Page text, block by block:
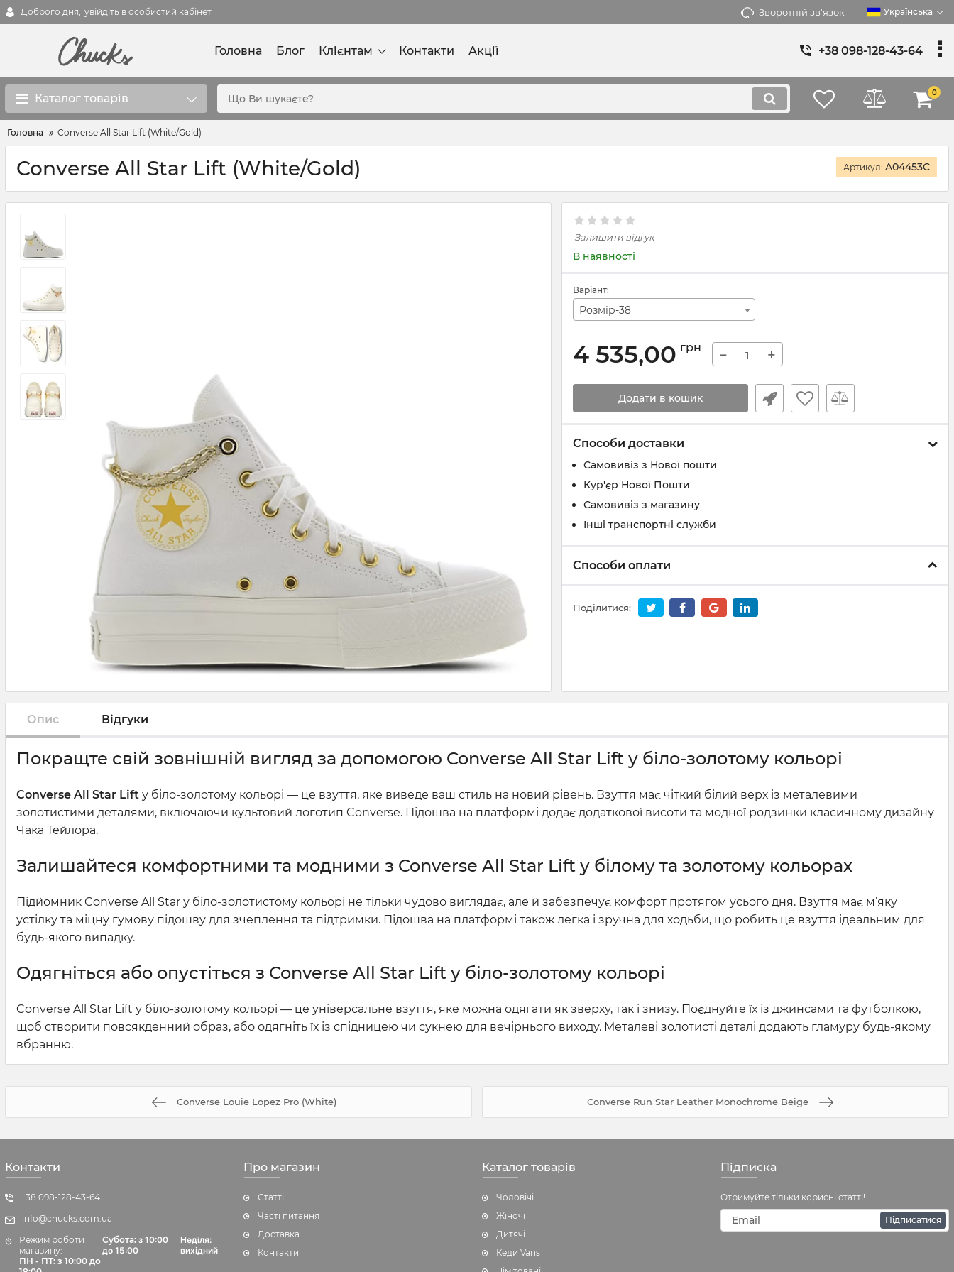
Доброго дня, увійдіть в особистий кабінет Зворотній зв'язок Українська
Головна Блог Клієнтам Контакти Акції +38 098-128-43-64
Каталог товарів 0
Головна Converse All Star Lift (White/Gold)
Converse All Star Lift (White/Gold) Артикул: A04453C
Залишити відгук
В наявності
Варіант:
Розмір-38
4 535,00 грн − +
Додати в кошик
Способи доставки
Самовивіз з Нової пошти
Кур'єр Нової Пошти
Самовивіз з магазину
Інші транспортні служби
Способи оплати
Поділитися:
Опис Відгуки
Покращте свій зовнішній вигляд за допомогою Converse All Star Lift у біло-золотому кольорі
Converse All Star Lift у біло-золотому кольорі — це взуття, яке виведе ваш стиль на новий рівень. Взуття має чіткий білий верх із металевими
золотистими деталями, включаючи культовий логотип Converse. Підошва на платформі додає додаткової висоти та модної родзинки класичному дизайну
Чака Тейлора.
Залишайтеся комфортними та модними з Converse All Star Lift у білому та золотому кольорах
Підйомник Converse All Star у біло-золотистому кольорі не тільки чудово виглядає, але й забезпечує комфорт протягом усього дня. Взуття має м’яку
устілку та міцну гумову підошву для зчеплення та підтримки. Підошва на платформі також легка і зручна для ходьби, що робить це взуття ідеальним для
будь-якого випадку.
Одягніться або опустіться з Converse All Star Lift у біло-золотому кольорі
Converse All Star Lift у біло-золотому кольорі — це універсальне взуття, яке можна одягати як зверху, так і знизу. Поєднуйте їх із джинсами та футболкою,
щоб створити повсякденний образ, або одягніть їх із спідницею чи сукнею для вечірнього виходу. Металеві золотисті деталі додають гламуру будь-якому
вбранню.
Converse Louie Lopez Pro (White) Converse Run Star Leather Monochrome Beige
Контакти
+38 098-128-43-64
info@chucks.com.ua
Режим роботи
магазину:
ПН - ПТ: з 10:00 до
Субота:з 10:00
до 15:00
Неділя:
вихідний
Про магазин
Статті
Часті питання
Доставка
Контакти
Каталог товарів
Чоловічі
Жіночі
Дитячі
Кеди Vans
Підписка
Отримуйте тільки корисні статті!
Підписатися